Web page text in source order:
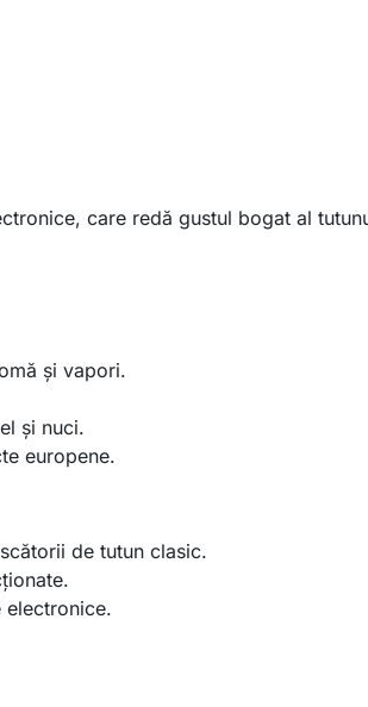
care redă gustul bogat al
și vapori.
și nuci.
europene.
de tutun clasic.
electronice.